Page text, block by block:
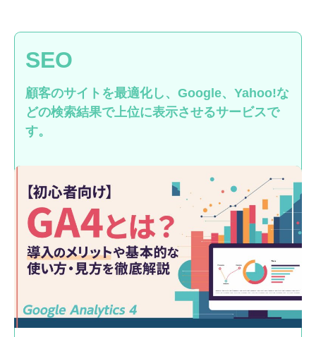
SEO
顧客のサイトを最適化し、Google、Yahoo!な
どの検索結果で上位に表示させるサービスで
す。